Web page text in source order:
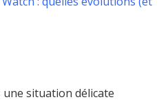
situation délicate